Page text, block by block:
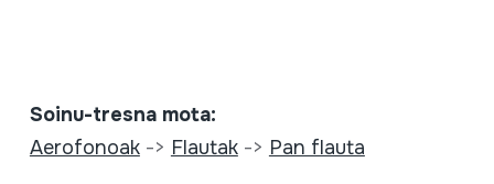
Soinu-tresna mota:
Aerofonoak-> Flautak-> Pan flauta